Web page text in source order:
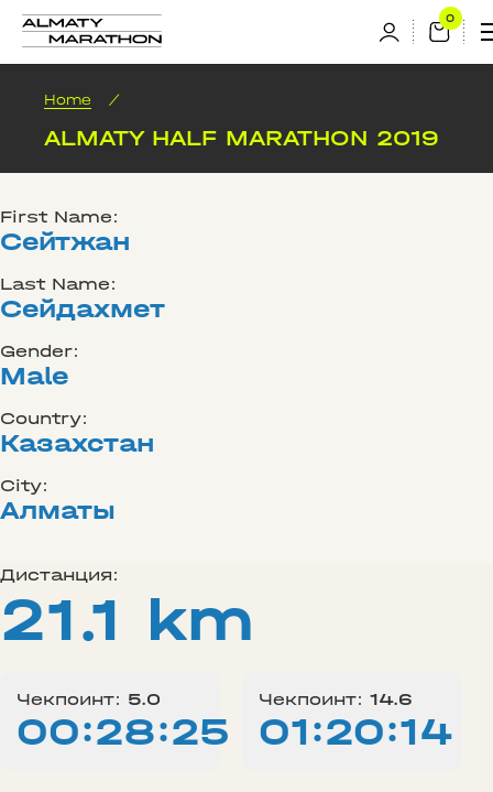
Home /
ALMATY HALF MARATHON 2019
First Name:
Сейтжан
Last Name:
Сейдахмет
Gender:
Male
Country:
Казахстан
City:
Алматы
Дистанция:
21.1 km
Чекпоинт: 5.0
00:28:25
Чекпоинт: 14.6
01:20:14